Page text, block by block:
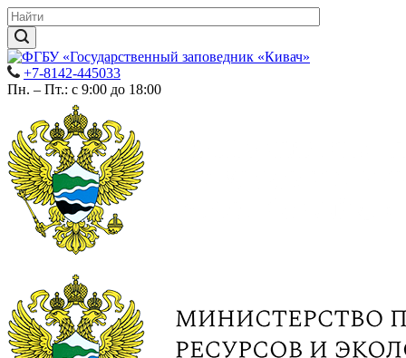
+7-8142-445033
Пн. – Пт.: с 9:00 до 18:00